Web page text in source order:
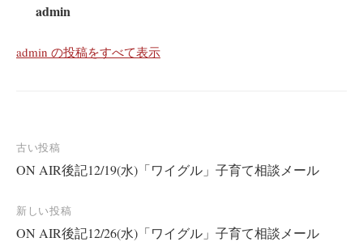
admin
admin の投稿をすべて表示
投
稿
ナ
ビ
古い投稿
ON AIR後記12/19(水)「ワイグル」子育て相談メール
新しい投稿
ON AIR後記12/26(水)「ワイグル」子育て相談メール